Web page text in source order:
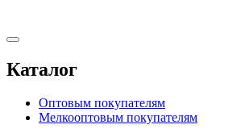
Каталог
Оптовым покупателям
Мелкооптовым покупателям